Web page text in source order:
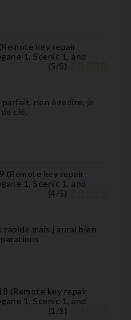
Remote key repair
1, Scenic 1, and
(5/5)
rien à redire, je
clé.
(Remote key repair
1, Scenic 1, and
(4/5)
mais j aurai bien
(Remote key repair
1, Scenic 1, and
(1 /5)